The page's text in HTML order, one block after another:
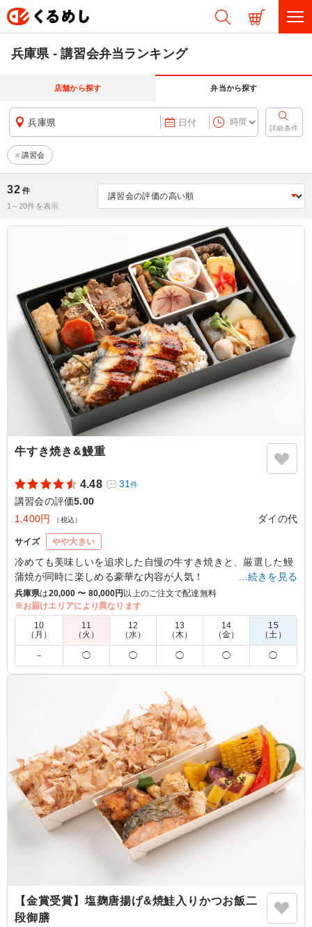
兵庫県 - 講習会弁当ランキング
店舗から探す 弁当から探す
兵庫県 日付
詳細条件
講習会
32 件
1～20件を表示
牛すき焼き&鰻重
4.48 31件
講習会の評価5.00
1,400円
（税込） ダイの代
サイズ やや大きい
冷めても美味しいを追求した自慢の牛すき焼きと、厳選した鰻
蒲焼が同時に楽しめる豪華な内容が人気！
どの料理にもダイの代のこだわりがギュッと詰まっています。
5.0 大阪府済生会中津病院
研修会の講師用の昼食として、１０個注文しました。本当
にこのお値段でこのお弁当ができているのか？というくら
い、味も良く、皆さん大満足でした。絶対にまた頼みたい
会議・セミナー›講習会
大阪府大阪市北区芝田2024/10/15
…続きを見る
兵庫県は20,000 〜 80,000円 以上のご注文で配達無料
※お届けエリアにより異なります
10
（月）
11
（火）
12
（水）
13
（木）
14
（金）
15
（土）
－ ◯ ◯ ◯ ◯ ◯
【金賞受賞】塩麹唐揚げ&焼鮭入りかつお飯二
段御膳